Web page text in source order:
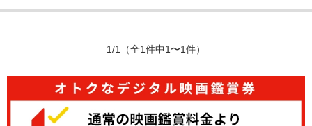
1/1 （全1件中1〜1件）